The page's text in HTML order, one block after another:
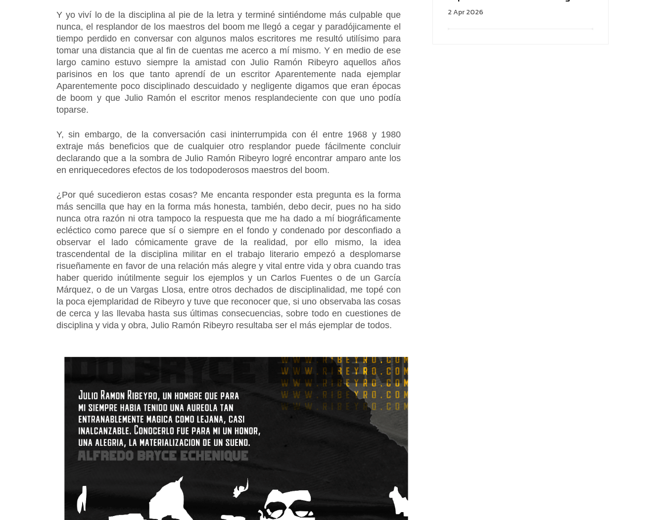
Y yo viví lo de la disciplina al pie de la letra y terminé sintiéndome más culpable que
nunca, el resplandor de los maestros del boom me llegó a cegar y paradójicamente el
tiempo perdido en conversar con algunos malos escritores me resultó utilísimo para
tomar una distancia que al fin de cuentas me acerco a mí mismo. Y en medio de ese
largo camino estuvo siempre la amistad con Julio Ramón Ribeyro aquellos años
parisinos en los que tanto aprendí de un escritor Aparentemente nada ejemplar
Aparentemente poco disciplinado descuidado y negligente digamos que eran épocas
de boom y que Julio Ramón el escritor menos resplandeciente con que uno podía
toparse.
Y, sin embargo, de la conversación casi ininterrumpida con él entre 1968 y 1980
extraje más beneficios que de cualquier otro resplandor puede fácilmente concluir
declarando que a la sombra de Julio Ramón Ribeyro logré encontrar amparo ante los
en enriquecedores efectos de los todopoderosos maestros del boom.
¿Por qué sucedieron estas cosas? Me encanta responder esta pregunta es la forma
más sencilla que hay en la forma más honesta, también, debo decir, pues no ha sido
nunca otra razón ni otra tampoco la respuesta que me ha dado a mí biográficamente
ecléctico como parece que sí o siempre en el fondo y condenado por desconfiado a
observar el lado cómicamente grave de la realidad, por ello mismo, la idea
trascendental de la disciplina militar en el trabajo literario empezó a desplomarse
risueñamente en favor de una relación más alegre y vital entre vida y obra cuando tras
haber querido inútilmente seguir los ejemplos y un Carlos Fuentes o de un García
Márquez, o de un Vargas Llosa, entre otros dechados de disciplinalidad, me topé con
la poca ejemplaridad de Ribeyro y tuve que reconocer que, si uno observaba las cosas
de cerca y las llevaba hasta sus últimas consecuencias, sobre todo en cuestiones de
disciplina y vida y obra, Julio Ramón Ribeyro resultaba ser el más ejemplar de todos.
2 Apr 2026